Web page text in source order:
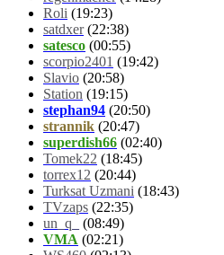
Roli (19:23)
satdxer(22:38)
satesco (00:55)
scorpio2401 (19:42)
Slavio (20:58)
Station (19:15)
stephan94 (20:50)
strannik (20:47)
superdish66 (02:40)
Tomek22 (18:45)
torrex12 (20:44)
Turksat Uzmani (18:43)
TVzaps (22:35)
un_q_
(08:49)
VMA (02:21)